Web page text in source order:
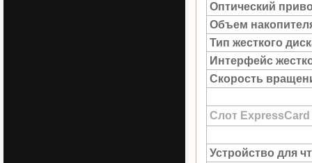
Оптический
Объем
Тип жесткого
Интерфейс
Скорость
Слот ExpressCard
Устройство для